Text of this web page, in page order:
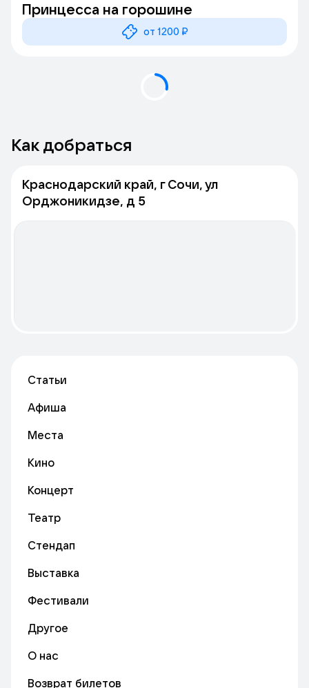
Принцесса на горошине
от 1200 ₽
Как добраться
Краснодарский край, г Сочи, ул
Орджоникидзе, д 5
Статьи
Афиша
Места
Кино
Концерт
Театр
Стендап
Выставка
Фестивали
Другое
О нас
Возврат билетов